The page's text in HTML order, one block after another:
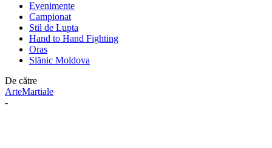
Evenimente
Campionat
Stil de Lupta
Hand to Hand Fighting
Oras
Slănic Moldova
De către
ArteMartiale
-